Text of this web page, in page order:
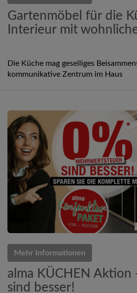
Gartenmöbel für die
Interieur mit
Die Küche mag geselliges
kommunikative Zentrum im Haus
Mehr Informationen
alma KÜCHEN Aktion
sind besser!